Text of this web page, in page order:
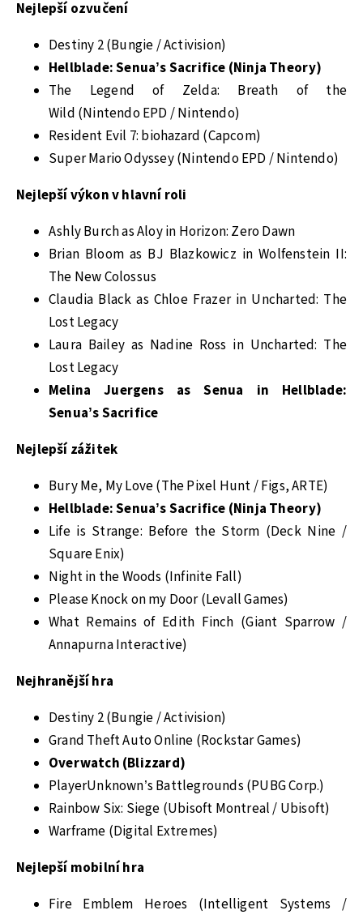
Nejlepší ozvučení
Destiny 2 (Bungie / Activision)
Hellblade: Senua’s Sacrifice (Ninja Theory)
The Legend of Zelda: Breath of the
Wild (Nintendo EPD / Nintendo)
Resident Evil 7: biohazard (Capcom)
Super Mario Odyssey (Nintendo EPD / Nintendo)
Nejlepší výkon v hlavní roli
Ashly Burch as Aloy in Horizon: Zero Dawn
Brian Bloom as BJ Blazkowicz in Wolfenstein II:
The New Colossus
Claudia Black as Chloe Frazer in Uncharted: The
Lost Legacy
Laura Bailey as Nadine Ross in Uncharted: The
Lost Legacy
Melina Juergens as Senua in Hellblade:
Senua’s Sacrifice
Nejlepší zážitek
Bury Me, My Love (The Pixel Hunt / Figs, ARTE)
Hellblade: Senua’s Sacrifice (Ninja Theory)
Life is Strange: Before the Storm (Deck Nine /
Square Enix)
Night in the Woods (Infinite Fall)
Please Knock on my Door (Levall Games)
What Remains of Edith Finch (Giant Sparrow /
Annapurna Interactive)
Nejhranější hra
Destiny 2 (Bungie / Activision)
Grand Theft Auto Online (Rockstar Games)
Overwatch (Blizzard)
PlayerUnknown’s Battlegrounds (PUBG Corp.)
Rainbow Six: Siege (Ubisoft Montreal / Ubisoft)
Warframe (Digital Extremes)
Nejlepší mobilní hra
Fire Emblem Heroes (Intelligent Systems /